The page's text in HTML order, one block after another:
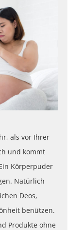
als vor Ihrer
und kommt
Körperpuder
Natürlich
Deos,
benützen.
Produkte ohne